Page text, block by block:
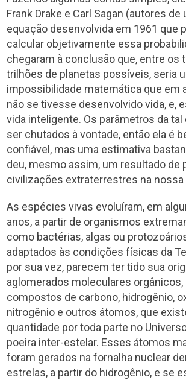
Frank Drake e Carl Sagan (autores
equação desenvolvida em 1961 que
calcular objetivamente essa
chegaram à conclusão que, entre os
trilhões de planetas possíveis, seria
impossibilidade matemática que em
não se tivesse desenvolvido vida, e,
vida inteligente. Os parâmetros da
ser chutados à vontade, então ela é
confiável, mas uma estimativa
deu, mesmo assim, um resultado de
civilizações extraterrestres na nossa
As espécies vivas evoluíram, em
anos, a partir de organismos
como bactérias, algas ou
adaptados às condições físicas da
por sua vez, parecem ter tido sua
aglomerados moleculares orgânicos,
compostos de carbono, hidrogênio,
nitrogênio e outros átomos, que
quantidade por toda parte no
poeira inter-estelar. Esses átomos
foram gerados na fornalha nuclear
estrelas, a partir do hidrogênio, e se